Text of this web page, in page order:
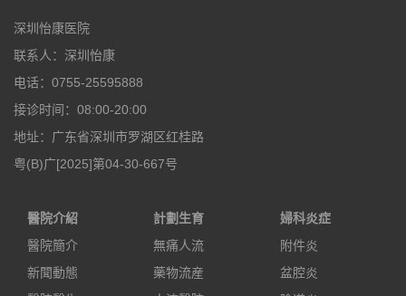
深圳怡康医院
联系人：深圳怡康
电话：0755-25595888
接诊时间：08:00-20:00
地址：广东省深圳市罗湖区红桂路
粤(B)广[2025]第04-30-667号
醫院介紹
醫院簡介
新聞動態
計劃生育
無痛人流
藥物流産
婦科炎症
附件炎
盆腔炎